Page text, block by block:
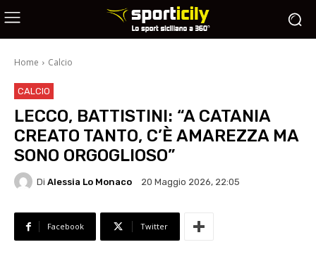
Home Calcio
CALCIO
LECCO, BATTISTINI: “A CATANIA
CREATO TANTO, C’È AMAREZZA MA
SONO ORGOGLIOSO”
Di Alessia Lo Monaco 20 Maggio 2026, 22:05
Facebook Twitter